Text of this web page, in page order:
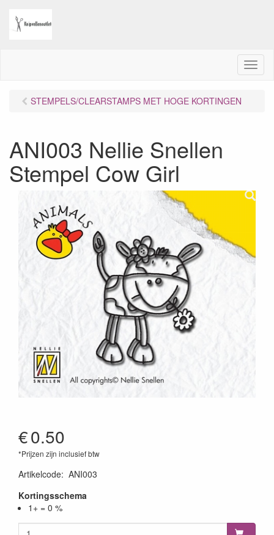
M
e
STEMPELS/CLEARSTAMPS MET HOGE KORTINGEN
ANI003 Nellie Snellen
Stempel Cow Girl
€0.50
*Prijzen zijn inclusief btw
Artikelcode: ANI003
Kortingsschema
1+ = 0 %